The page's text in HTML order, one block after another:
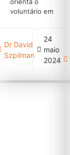
voluntário em
sobre
afogamento.
#aula
#instrução
Dr David
Szpilman
24
maio
2024